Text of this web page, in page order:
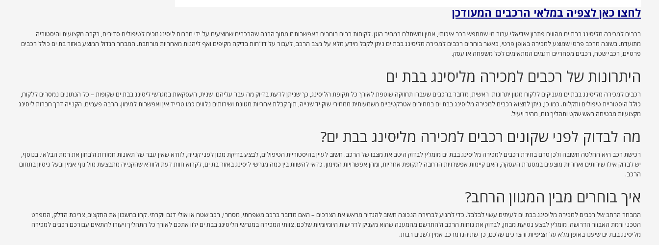
לחצו כאן לצפיה במלאי הרכבים המעודכן
רכבים למכירה מליסינג בבת ים מהווים פתרון אידיאלי עבור מי שמחפש רכב איכותי, אמין ומשתלם במחיר הוגן. לקוחות רבים בוחרים באפשרות זו מתוך הבנה שהרכבים שמוצעים על ידי חברות ליסינג זוכים לטיפולים סדירים, בקרה מקצועית והיסטוריה
מתועדת. בשונה מרכב פרטי שמוצע למכירה באופן פרטי, כאשר בוחרים רכבים למכירה מליסינג בבת ים ניתן לקבל מידע מלא על מצב הרכב, לעבור על דו"חות בדיקה מקיפים ואף ליהנות מאחריות מורחבת. המבחר הגדול המוצע באזור בת ים כולל רכבים
פרטיים, רכבי שטח, רכבים מסחריים ודגמים המתאימים לכל משפחה או עסק.
היתרונות של רכבים למכירה מליסינג בבת ים
רכבים למכירה מליסינג בבת ים מעניקים ללקוח מגוון יתרונות. ראשית, מדובר ברכבים שעברו תחזוקה שוטפת לאורך כל תקופת הליסינג, כך שניתן לדעת בדיוק מה עבר עליהם. שנית, העסקאות במגרשי ליסינג בבת ים שקופות – כל הנתונים נמסרים ללקוח,
כולל היסטוריית טיפולים ותקלות. כמו כן, ניתן למצוא רכבים למכירה מליסינג בבת ים במחירים אטרקטיביים משמעותית ממחירי שוק יד שנייה, תוך קבלת אחריות מגוונת ושירותים נלווים כמו טרייד אין ואפשרות למימון. הרבה פעמים, הקנייה דרך חברות ליסינג
מקצועיות מבטיחה ראש שקט ותהליך נוח, מהיר ויעיל.
מה לבדוק לפני שקונים רכבים למכירה מליסינג בבת ים?
רכישת רכב היא החלטה חשובה ולכן טרם בחירת רכבים למכירה מליסינג בבת ים מומלץ לבדוק היטב את מצבו של הרכב. חשוב לעיין בהיסטוריית הטיפולים, לבצע בדיקת מכון לפני קנייה, לוודא שאין עבר של תאונות חמורות ולבחון את רמת הבלאי. בנוסף,
יש לבדוק אילו שירותים ואחריות מוצעים במסגרת העסקה, האם קיימות אפשרויות הרחבה לתקופת אחריות, ומהן אפשרויות המימון. כדאי להשוות בין כמה מגרשי ליסינג באזור בת ים, לקרוא חוות דעת ולוודא שהקנייה מתבצעת מול גוף אמין ובעל ניסיון בתחום
הרכב.
איך בוחרים מבין המגוון הרחב?
המבחר הרחב של רכבים למכירה מליסינג בבת ים לעיתים עשוי לבלבל. כדי להגיע לבחירה הנכונה חשוב להגדיר מראש את הצרכים – האם מדובר ברכב משפחתי, מסחרי, רכב שטח או אולי דגם יוקרתי. קחו בחשבון את התקציב, צריכת הדלק, המפרט
הטכני ורמת האבזור הדרושה. מומלץ לבצע נסיעת מבחן, לבדוק את נוחות הרכב ולהתרשם מהמענה שהוא מעניק לדרישות היומיומיות שלכם. צוותי המכירה במגרשי הליסינג בבת ים ילוו אתכם לאורך כל התהליך ויעזרו להתאים עבורכם רכבים למכירה
מליסינג בבת ים שיענו באופן מלא על הציפיות והצרכים שלכם, כך שתיהנו מרכב אמין לשנים רבות.